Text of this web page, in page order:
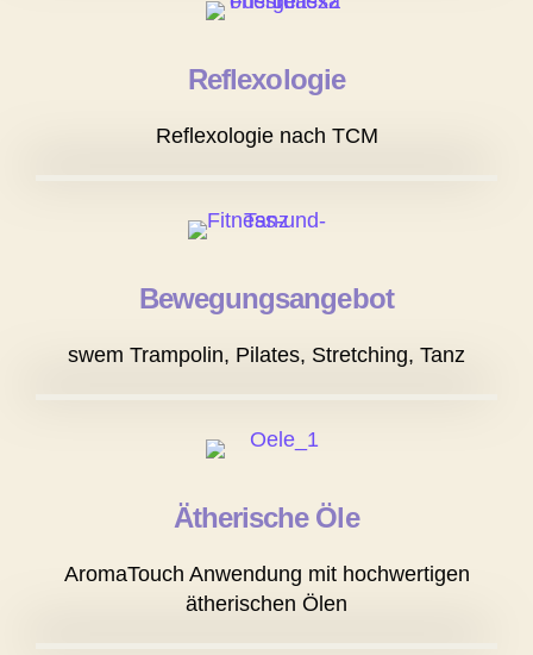
Reflexologie
Reflexologie nach TCM
Bewegungsangebot
swem Trampolin, Pilates, Stretching, Tanz
Ätherische Öle
AromaTouch Anwendung mit hochwertigen
ätherischen Ölen